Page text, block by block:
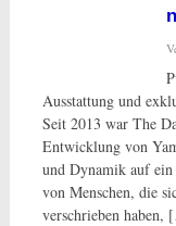
Ausstattung und
Seit 2013 war The
Entwicklung von
und Dynamik auf ein
von Menschen, die
verschrieben